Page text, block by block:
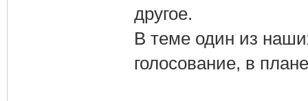
другое.
В теме один из
голосование, в